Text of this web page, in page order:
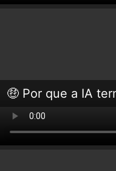
🤑 Por que a IA